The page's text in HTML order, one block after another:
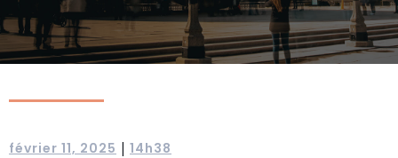
février 11, 2025 14h38